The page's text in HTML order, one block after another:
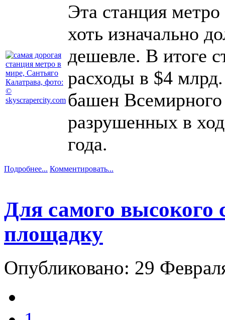
Эта станция
хоть изначально
дешевле. В итоге
расходы в $4
башен Всемирного
разрушенных в
года.
Подробнее... Комментировать...
Для самого
площадку
Опубликовано: 29